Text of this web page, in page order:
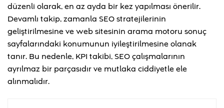
düzenli olarak, en az ayda bir kez yapılması önerilir.
Devamlı takip, zamanla SEO stratejilerinin
geliştirilmesine ve web sitesinin arama motoru sonuç
sayfalarındaki konumunun iyileştirilmesine olanak
tanır. Bu nedenle, KPI takibi, SEO çalışmalarının
ayrılmaz bir parçasıdır ve mutlaka ciddiyetle ele
alınmalıdır.